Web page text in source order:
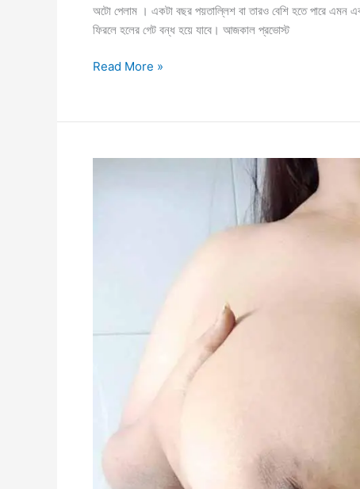
অটো পেলাম । একটা বছর পয়তাল্লিশ বা তারও বেশি হতে পারে
ফিরলে হলের গেট বন্ধ হয়ে যাবে। আজকাল প্রভোস্ট
বয়স্ক
মাঝে
হাতিয়ে
Read More »